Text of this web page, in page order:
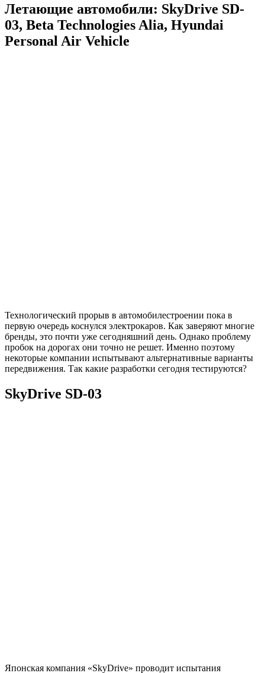
Летающие автомобили: SkyDrive SD-
03, Beta Technologies Alia, Hyundai
Personal Air Vehicle
Технологический прорыв в автомобилестроении пока в
первую очередь коснулся электрокаров. Как заверяют многие
бренды, это почти уже сегодняшний день. Однако проблему
пробок на дорогах они точно не решет. Именно поэтому
некоторые компании испытывают альтернативные варианты
передвижения. Так какие разработки сегодня тестируются?
SkyDrive SD-03
Японская компания «SkyDrive» проводит испытания